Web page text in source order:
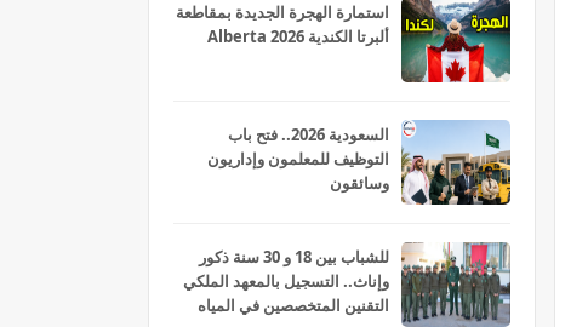
استمارة الهجرة الجديدة بمقاطعة
ألبرتا الكندية Alberta 2026
السعودية 2026.. فتح باب
التوظيف للمعلمون وإداريون
وسائقون
للشباب بين 18 و 30 سنة ذكور
وإناث.. التسجيل بالمعهد الملكي
التقنين المتخصصين في المياه